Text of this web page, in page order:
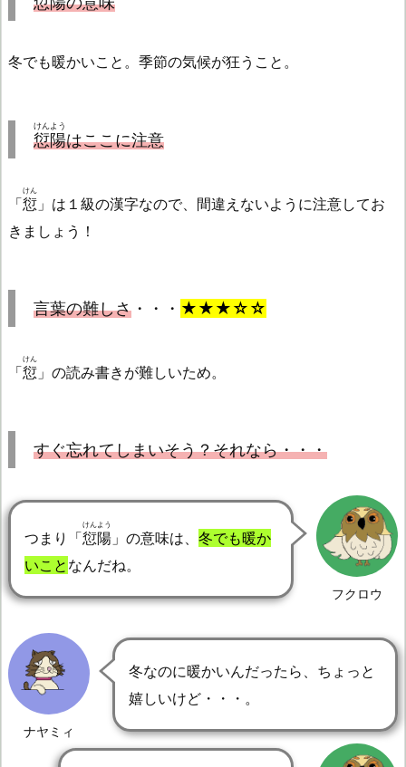
冬でも暖かいこと。季節の気候が狂うこと。
愆陽
けんよう
はここに注意
「愆
けん
」は１級の漢字なので、間違えないように注意してお
きましょう！
言葉の難しさ ・・・ ★★★☆☆
「愆
けん
」の読み書きが難しいため。
すぐ忘れてしまいそう？それなら・・・
フクロウ
つまり「愆陽
けんよう
」の意味は、 冬でも暖か
いこと なんだね。
ナヤミィ
冬なのに暖かいんだったら、ちょっと
嬉しいけど・・・。